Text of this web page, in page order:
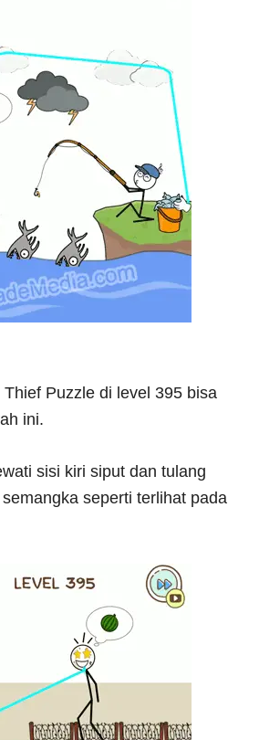
Puzzle di level 395 bisa
ini.
sisi kiri siput dan tulang
seperti terlihat pada